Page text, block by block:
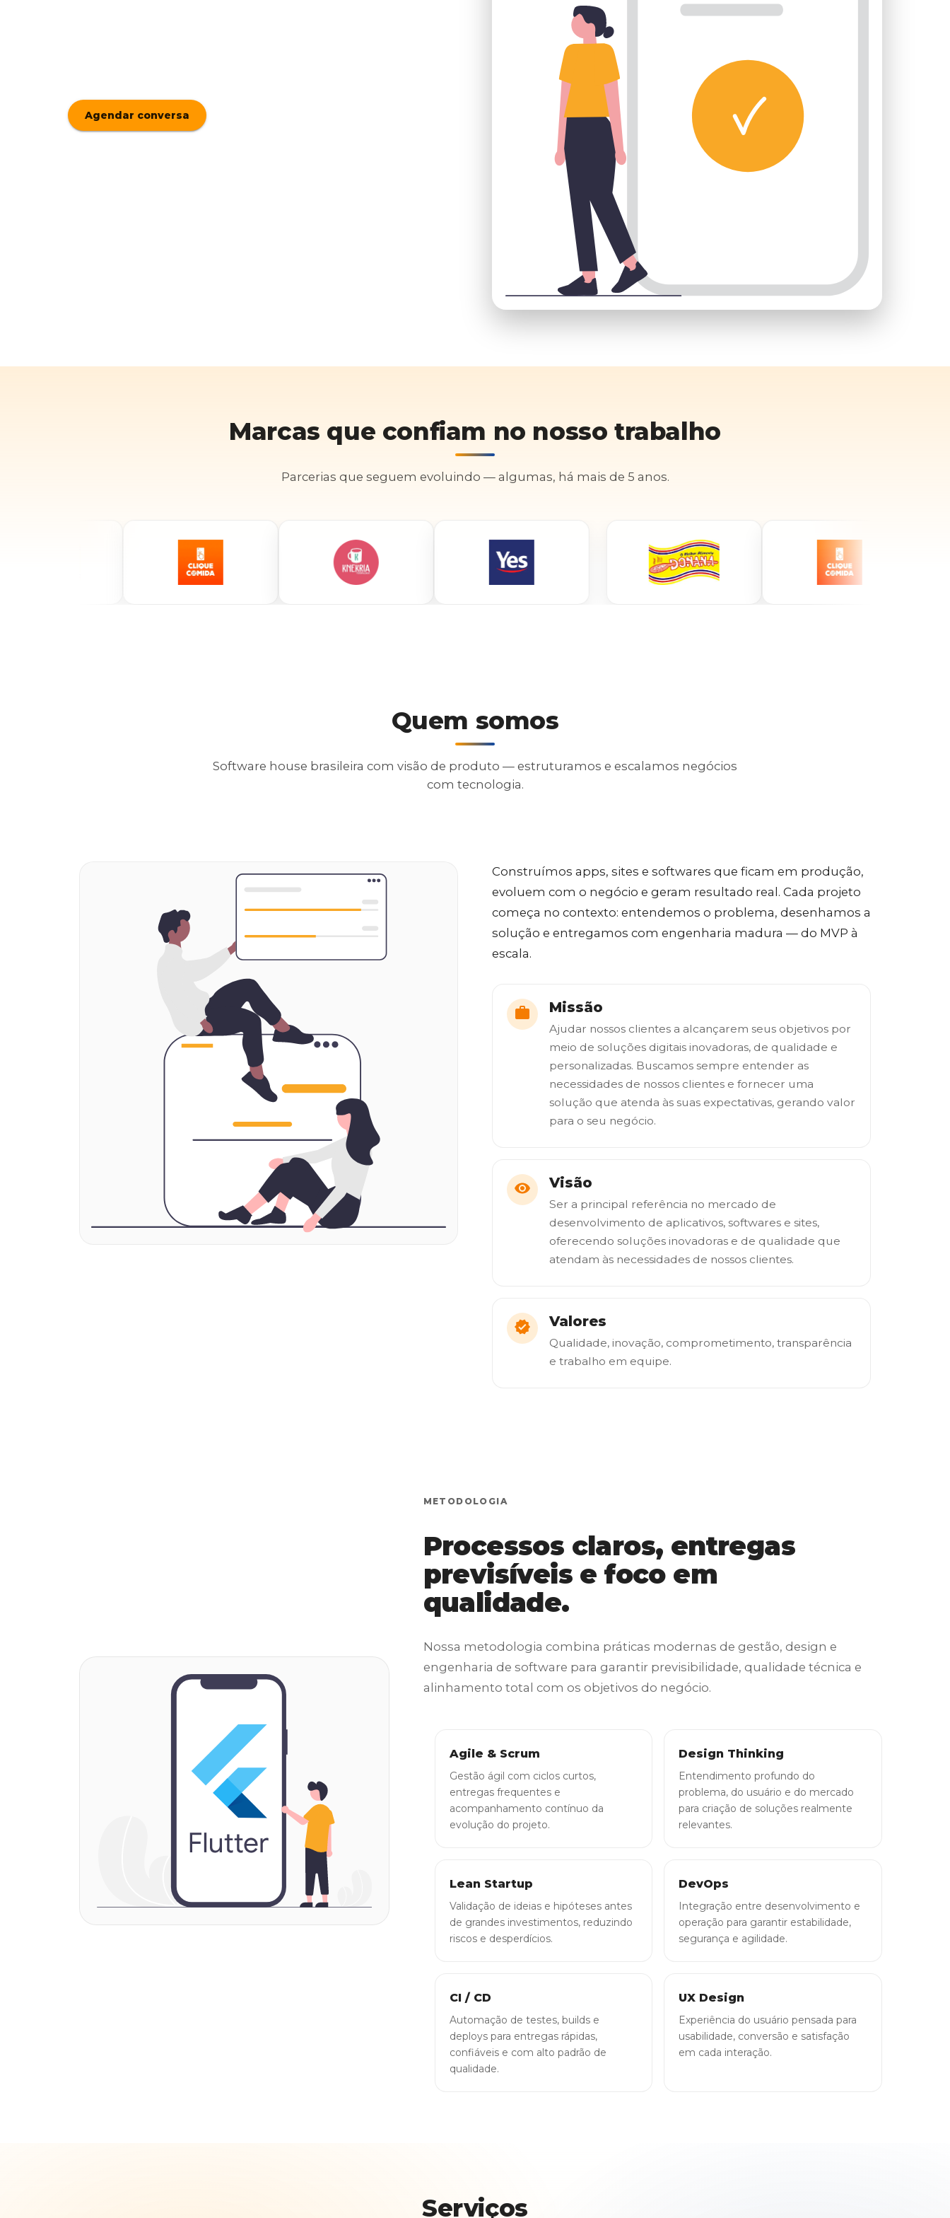
Agendar conversa
Marcas que confiam no nosso trabalho
Parcerias que seguem evoluindo — algumas, há mais de 5 anos.
Quem somos
Software house brasileira com visão de produto — estruturamos e escalamos negócios
com tecnologia.
Construímos apps, sites e softwares que ficam em produção,
evoluem com o negócio e geram resultado real. Cada projeto
começa no contexto: entendemos o problema, desenhamos a
solução e entregamos com engenharia madura — do MVP à
escala.
Missão
Ajudar nossos clientes a alcançarem seus objetivos por
meio de soluções digitais inovadoras, de qualidade e
personalizadas. Buscamos sempre entender as
necessidades de nossos clientes e fornecer uma
solução que atenda às suas expectativas, gerando valor
para o seu negócio.
Visão
Ser a principal referência no mercado de
desenvolvimento de aplicativos, softwares e sites,
oferecendo soluções inovadoras e de qualidade que
atendam às necessidades de nossos clientes.
Valores
Qualidade, inovação, comprometimento, transparência
e trabalho em equipe.
METODOLOGIA
Processos claros, entregas
previsíveis e foco em
qualidade.
Nossa metodologia combina práticas modernas de gestão, design e
engenharia de software para garantir previsibilidade, qualidade técnica e
alinhamento total com os objetivos do negócio.
Agile & Scrum
Gestão ágil com ciclos curtos,
entregas frequentes e
acompanhamento contínuo da
evolução do projeto.
Design Thinking
Entendimento profundo do
problema, do usuário e do mercado
para criação de soluções realmente
relevantes.
Lean Startup
Validação de ideias e hipóteses antes
de grandes investimentos, reduzindo
riscos e desperdícios.
DevOps
Integração entre desenvolvimento e
operação para garantir estabilidade,
segurança e agilidade.
CI / CD
Automação de testes, builds e
deploys para entregas rápidas,
confiáveis e com alto padrão de
qualidade.
UX Design
Experiência do usuário pensada para
usabilidade, conversão e satisfação
em cada interação.
Serviços